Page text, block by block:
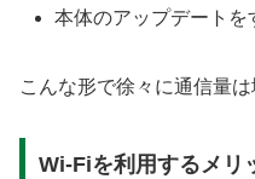
本体のアップデートを
こんな形で徐々に通信量は
Wi-Fiを利用するメリ